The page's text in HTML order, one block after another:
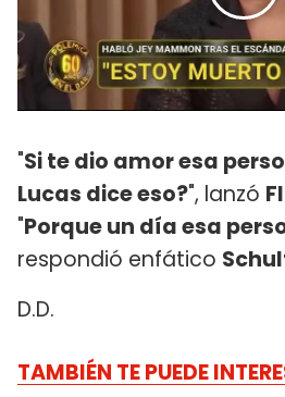
"Si te dio amor esa
Lucas dice eso?", lanzó
"Porque un día esa
respondió enfático
D.D.
TAMBIÉN TE PUEDE